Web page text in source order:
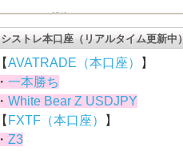
シストレ本口座（リアルタイム更新中）
【AVATRADE（本口座）
】
・ 一本勝ち
・ White Bear Z USDJPY
【 FXTF（本口座）
】
・ Z3